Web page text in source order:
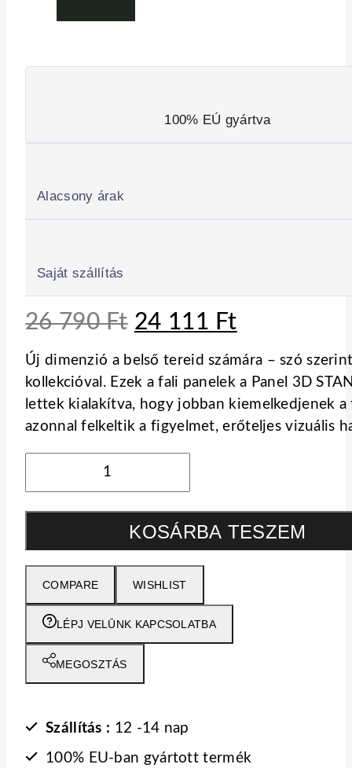
100% EÚ gyártva
Alacsony árak
Saját szállítás
26 790Ft Original
was:
26
790 Ft.
24 111 FtCurrent
is:
24
111 Ft.
Új dimenzió a belső tereid számára – szó
kollekcióval. Ezek a fali panelek a Panel 3D
lettek kialakítva, hogy jobban kiemelkedjenek a
azonnal felkeltik a figyelmet, erőteljes vizuális
alap
lamella
kasmír
mennyiség
KOSÁRBA TESZEM
COMPARE WISHLIST
LÉPJ VELŪNK KAPCSOLATBA
MEGOSZTÁS
Szállítás : 12 -14 nap
100% EU-ban gyártott termék